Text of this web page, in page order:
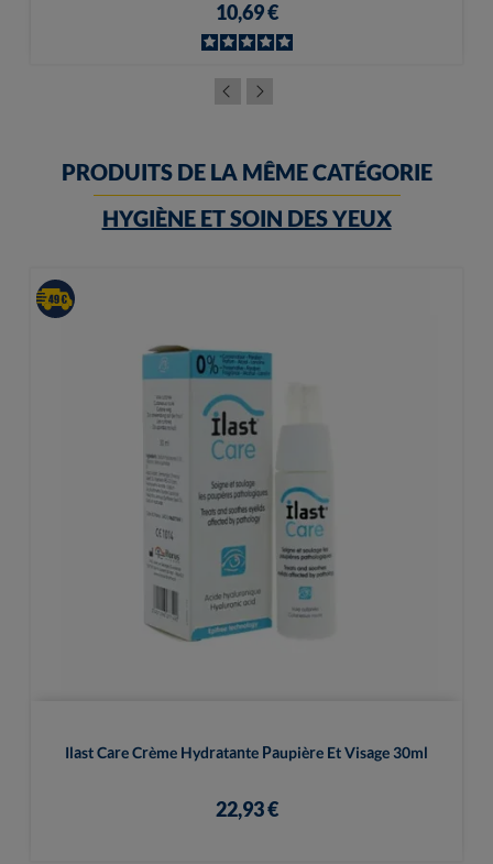
10,69 €
PRODUITS DE LA MÊME CATÉGORIE
HYGIÈNE ET SOIN DES YEUX
Ilast Care Crème Hydratante Paupière Et Visage 30ml
22,93 €